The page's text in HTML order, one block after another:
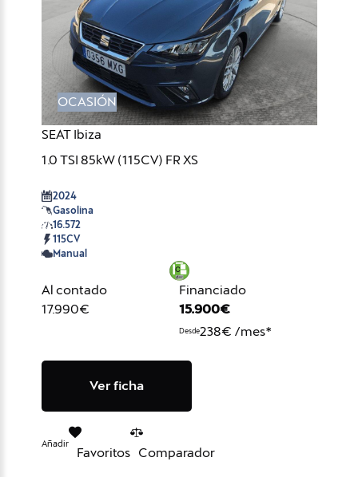
OCASIÓN
SEAT Ibiza
1.0 TSI 85kW (115CV) FR XS
2024
Gasolina
16.572
115CV
Manual
Al contado
17.990€
Financiado
15.900€
Desde238€ /mes*
Ver ficha
Añadir
Favoritos Comparador